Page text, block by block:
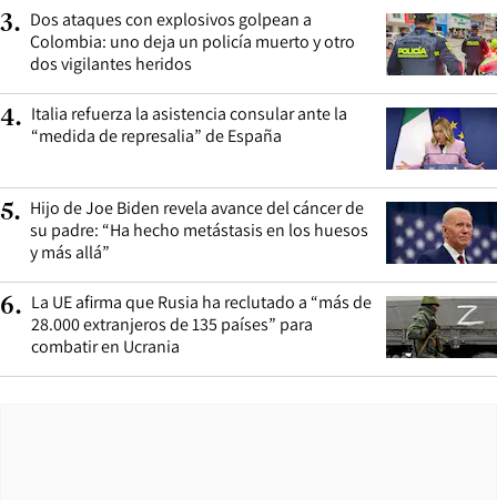
3. Dos ataques con explosivos golpean a
Colombia: uno deja un policía muerto y otro
dos vigilantes heridos
4. Italia refuerza la asistencia consular ante la
“medida de represalia” de España
5. Hijo de Joe Biden revela avance del cáncer de
su padre: “Ha hecho metástasis en los huesos
y más allá”
6. La UE afirma que Rusia ha reclutado a “más de
28.000 extranjeros de 135 países” para
combatir en Ucrania